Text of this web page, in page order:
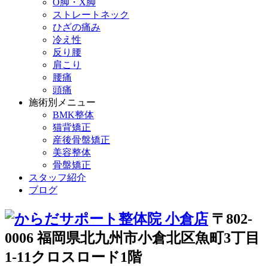
O脚・X脚
ストレートネック
ひざの痛み
冷え性
反り腰
肩こり
腰痛
頭痛
施術別メニュー
BMK整体
猫背矯正
産後骨盤矯正
美容整体
骨盤矯正
スタッフ紹介
ブログ
〒802-
0006 福岡県北九州市小倉北区魚町3丁目
1-11クロスロード1階